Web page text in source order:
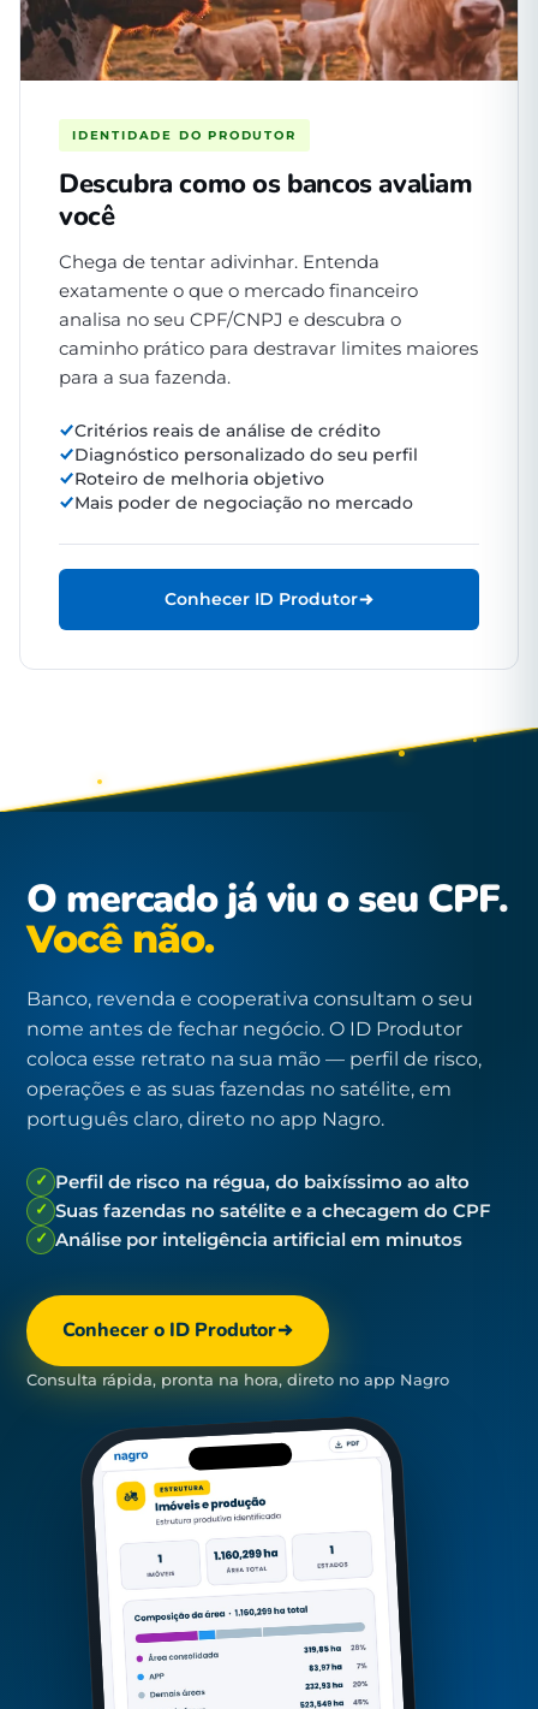
IDENTIDADE DO PRODUTOR
Descubra como os bancos avaliam
você
Chega de tentar adivinhar. Entenda
exatamente o que o mercado financeiro
analisa no seu CPF/CNPJ e descubra o
caminho prático para destravar limites maiores
para a sua fazenda.
Critérios reais de análise de crédito
Diagnóstico personalizado do seu perfil
Roteiro de melhoria objetivo
Mais poder de negociação no mercado
Conhecer ID Produtor
O mercado já viu o seu CPF.
Você não.
Banco, revenda e cooperativa consultam o seu
nome antes de fechar negócio. O ID Produtor
coloca esse retrato na sua mão — perfil de risco,
operações e as suas fazendas no satélite, em
português claro, direto no app Nagro.
✓ Perfil de risco na régua, do baixíssimo ao alto
✓ Suas fazendas no satélite e a checagem do CPF
✓ Análise por inteligência artificial em minutos
Conhecer o ID Produtor
Consulta rápida, pronta na hora, direto no app Nagro